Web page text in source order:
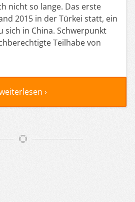
nicht so lange. Das erste
2015 in der Türkei statt, ein
sich in China. Schwerpunkt
Teilhabe von
›